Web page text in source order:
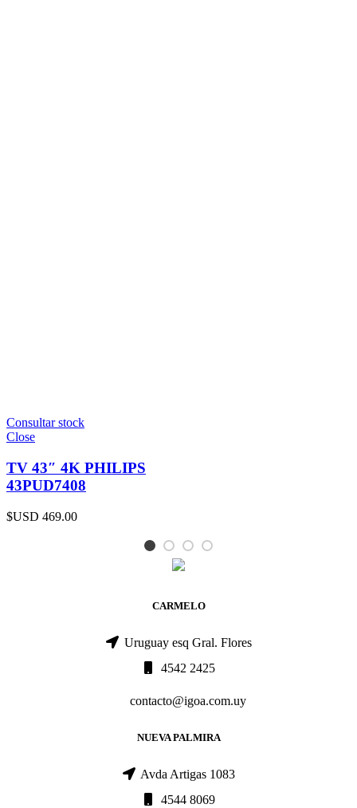
Consultar stock
Close
TV 43″ 4K PHILIPS
43PUD7408
$USD 469.00
CARMELO
Uruguay esq Gral. Flores
4542 2425
contacto@igoa.com.uy
NUEVA PALMIRA
Avda Artigas 1083
4544 8069